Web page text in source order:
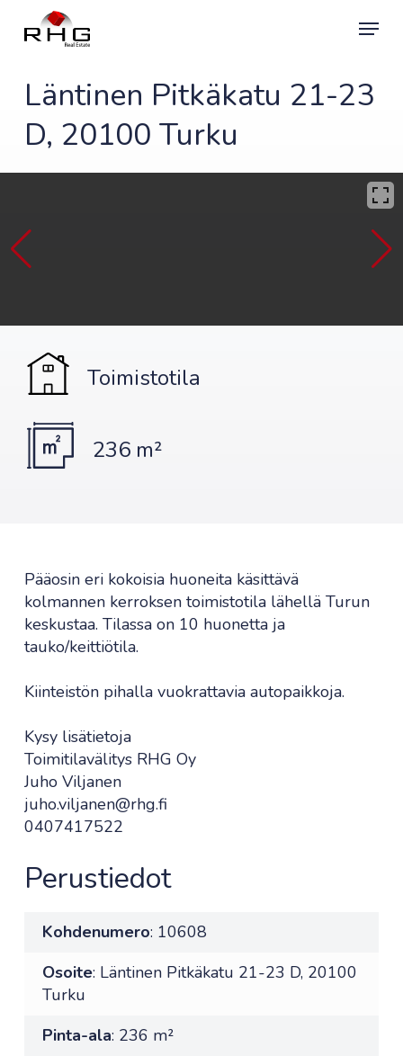
Menu
Läntinen Pitkäkatu 21-23
D, 20100 Turku
Toimistotila
236 m²
Pääosin eri kokoisia huoneita käsittävä
kolmannen kerroksen toimistotila lähellä Turun
keskustaa. Tilassa on 10 huonetta ja
tauko/keittiötila.
Kiinteistön pihalla vuokrattavia autopaikkoja.
Kysy lisätietoja
Toimitilavälitys RHG Oy
Juho Viljanen
juho.viljanen@rhg.fi
0407417522
Perustiedot
Kohdenumero: 10608
Osoite: Läntinen Pitkäkatu 21-23 D, 20100
Turku
Pinta-ala: 236 m²